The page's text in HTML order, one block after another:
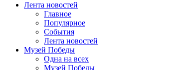
Лента новостей
Главное
Популярное
События
Лента новостей
Музей Победы
Одна на всех
Музей Победы